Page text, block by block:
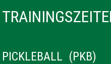
PICKLEBALL (PKB)